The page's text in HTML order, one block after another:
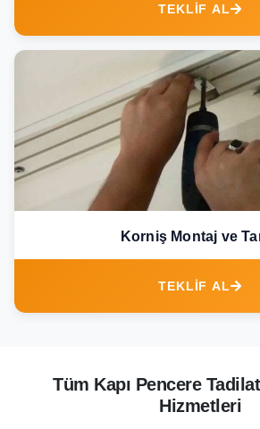
TEKLİF AL
Korniş Montaj ve
TEKLİF AL
Tüm Kapı Pencere
Hizmetleri